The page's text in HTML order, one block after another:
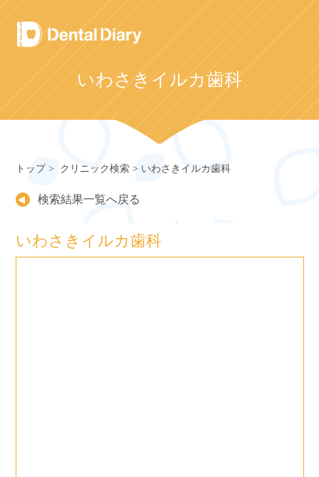
Skip
to
content
いわさきイルカ歯科
トップ クリニック検索 いわさきイルカ歯科
検索結果一覧へ戻る
いわさきイルカ歯科